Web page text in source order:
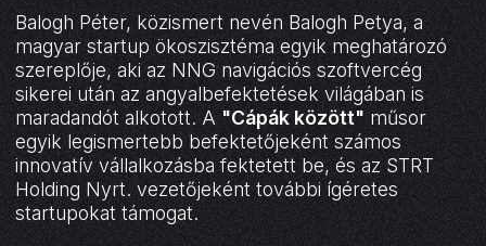
Balogh Péter, közismert nevén Balogh Petya, a
magyar startup ökoszisztéma egyik meghatározó
szereplője, aki az NNG navigációs szoftvercég
sikerei után az angyalbefektetések világában is
maradandót alkotott. A "Cápák között" műsor
egyik legismertebb befektetőjeként számos
innovatív vállalkozásba fektetett be, és az STRT
Holding Nyrt. vezetőjeként további ígéretes
startupokat támogat.